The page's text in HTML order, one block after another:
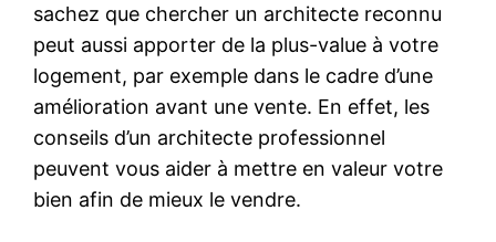
sachez que chercher un architecte reconnu
peut aussi apporter de la plus-value à votre
logement, par exemple dans le cadre d’une
amélioration avant une vente. En effet, les
conseils d’un architecte professionnel
peuvent vous aider à mettre en valeur votre
bien afin de mieux le vendre.